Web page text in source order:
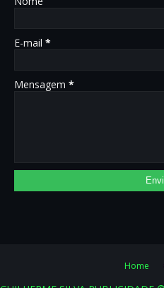
E-mail *
Mensagem *
Home